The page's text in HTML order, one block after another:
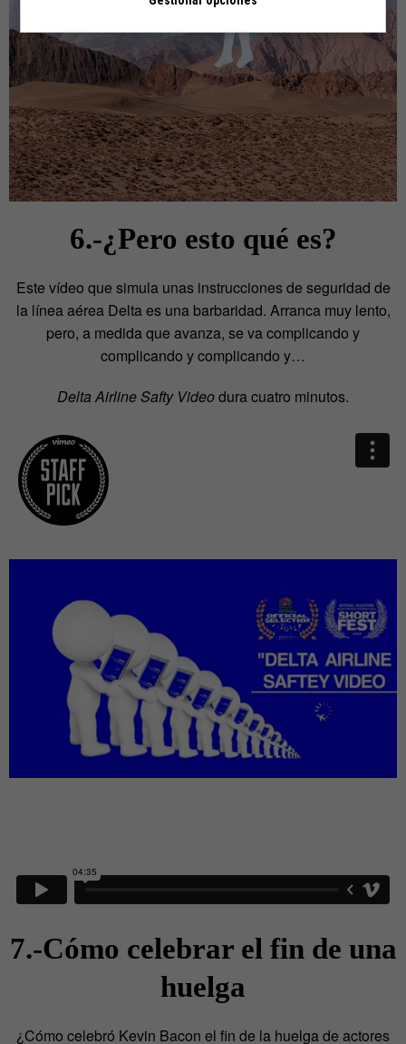
6.-¿Pero esto qué es?
Este vídeo que simula unas instrucciones de seguridad de
la línea aérea Delta es una barbaridad. Arranca muy lento,
pero, a medida que avanza, se va complicando y
complicando y complicando y…
Delta Airline Safty Videodura cuatro minutos.
7.-Cómo celebrar el fin de una
huelga
¿Cómo celebró Kevin Bacon el fin de la huelga de actores